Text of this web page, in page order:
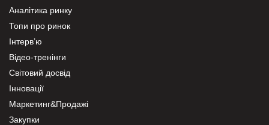
Аналітика ринку
Топи про ринок
Інтерв’ю
Відео-тренінги
Світовий досвід
Інновації
Маркетинг&Продажі
Закупки